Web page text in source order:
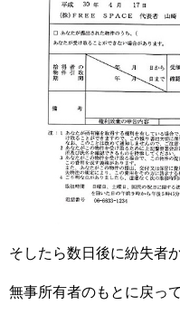
そしたら数日後に紛失者
無事所有者のもとに戻っ